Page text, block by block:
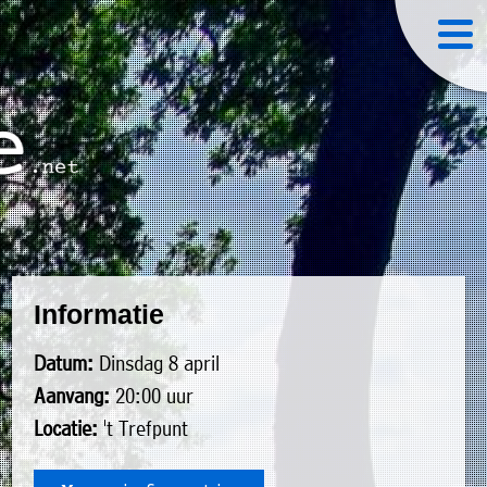
Informatie
Datum: Dinsdag 8 april
Aanvang:20:00 uur
Locatie: 't Trefpunt